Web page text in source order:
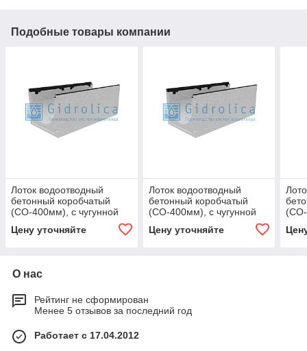
Подобные товары компании
Лоток водоотводный
бетонный коробчатый
(СО-400мм), с чугунной
(40).39,5(32,5) - BGZ-S, №
Цену уточняйте
Лоток водоотводный
бетонный коробчатый
(СО-400мм), с чугунной
(40).39,5(32,5) - BGZ-S, №
Цену уточняйте
(СО-
О нас
Рейтинг не сформирован
Менее 5 отзывов за последний год
Работает с 17.04.2012